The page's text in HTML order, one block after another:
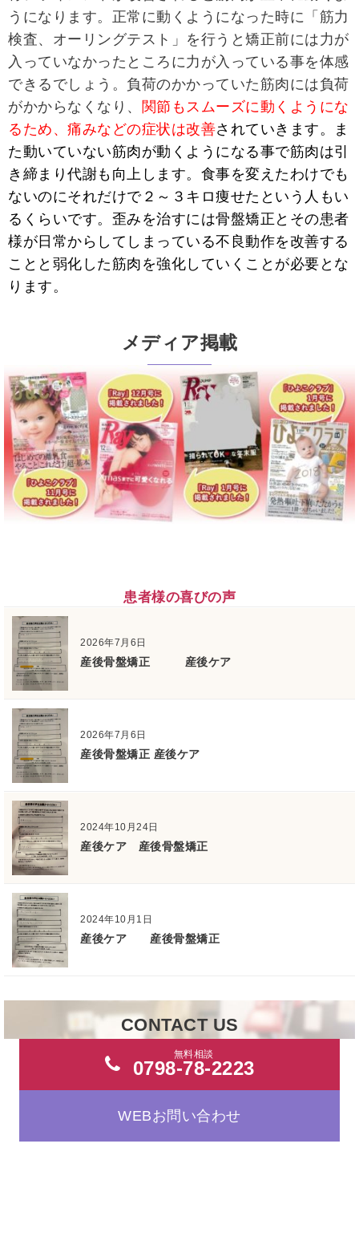
うになります。正常に動くようになった時に「筋力
検査、オーリングテスト」を行うと矯正前には力が
入っていなかったところに力が入っている事を体感
できるでしょう。負荷のかかっていた筋肉には負荷
がかからなくなり、
関節もスムーズに動くようにな
るため、痛みなどの症状は改善されていきます。ま
た動いていない筋肉が動くようになる事で筋肉は引
き締まり代謝も向上します。食事を変えたわけでも
ないのにそれだけで２～３キロ痩せたという人もい
るくらいです。歪みを治すには骨盤矯正とその患者
様が日常からしてしまっている不良動作を改善する
ことと弱化した筋肉を強化していくことが必要とな
ります。
メディア掲載
患者様の喜びの声
2026年7月6日
産後骨盤矯正 産後ケア
2026年7月6日
産後骨盤矯正 産後ケア
2024年10月24日
産後ケア 産後骨盤矯正
2024年10月1日
産後ケア 産後骨盤矯正
CONTACT US
無料相談
0798-78-2223
WEBお問い合わせ